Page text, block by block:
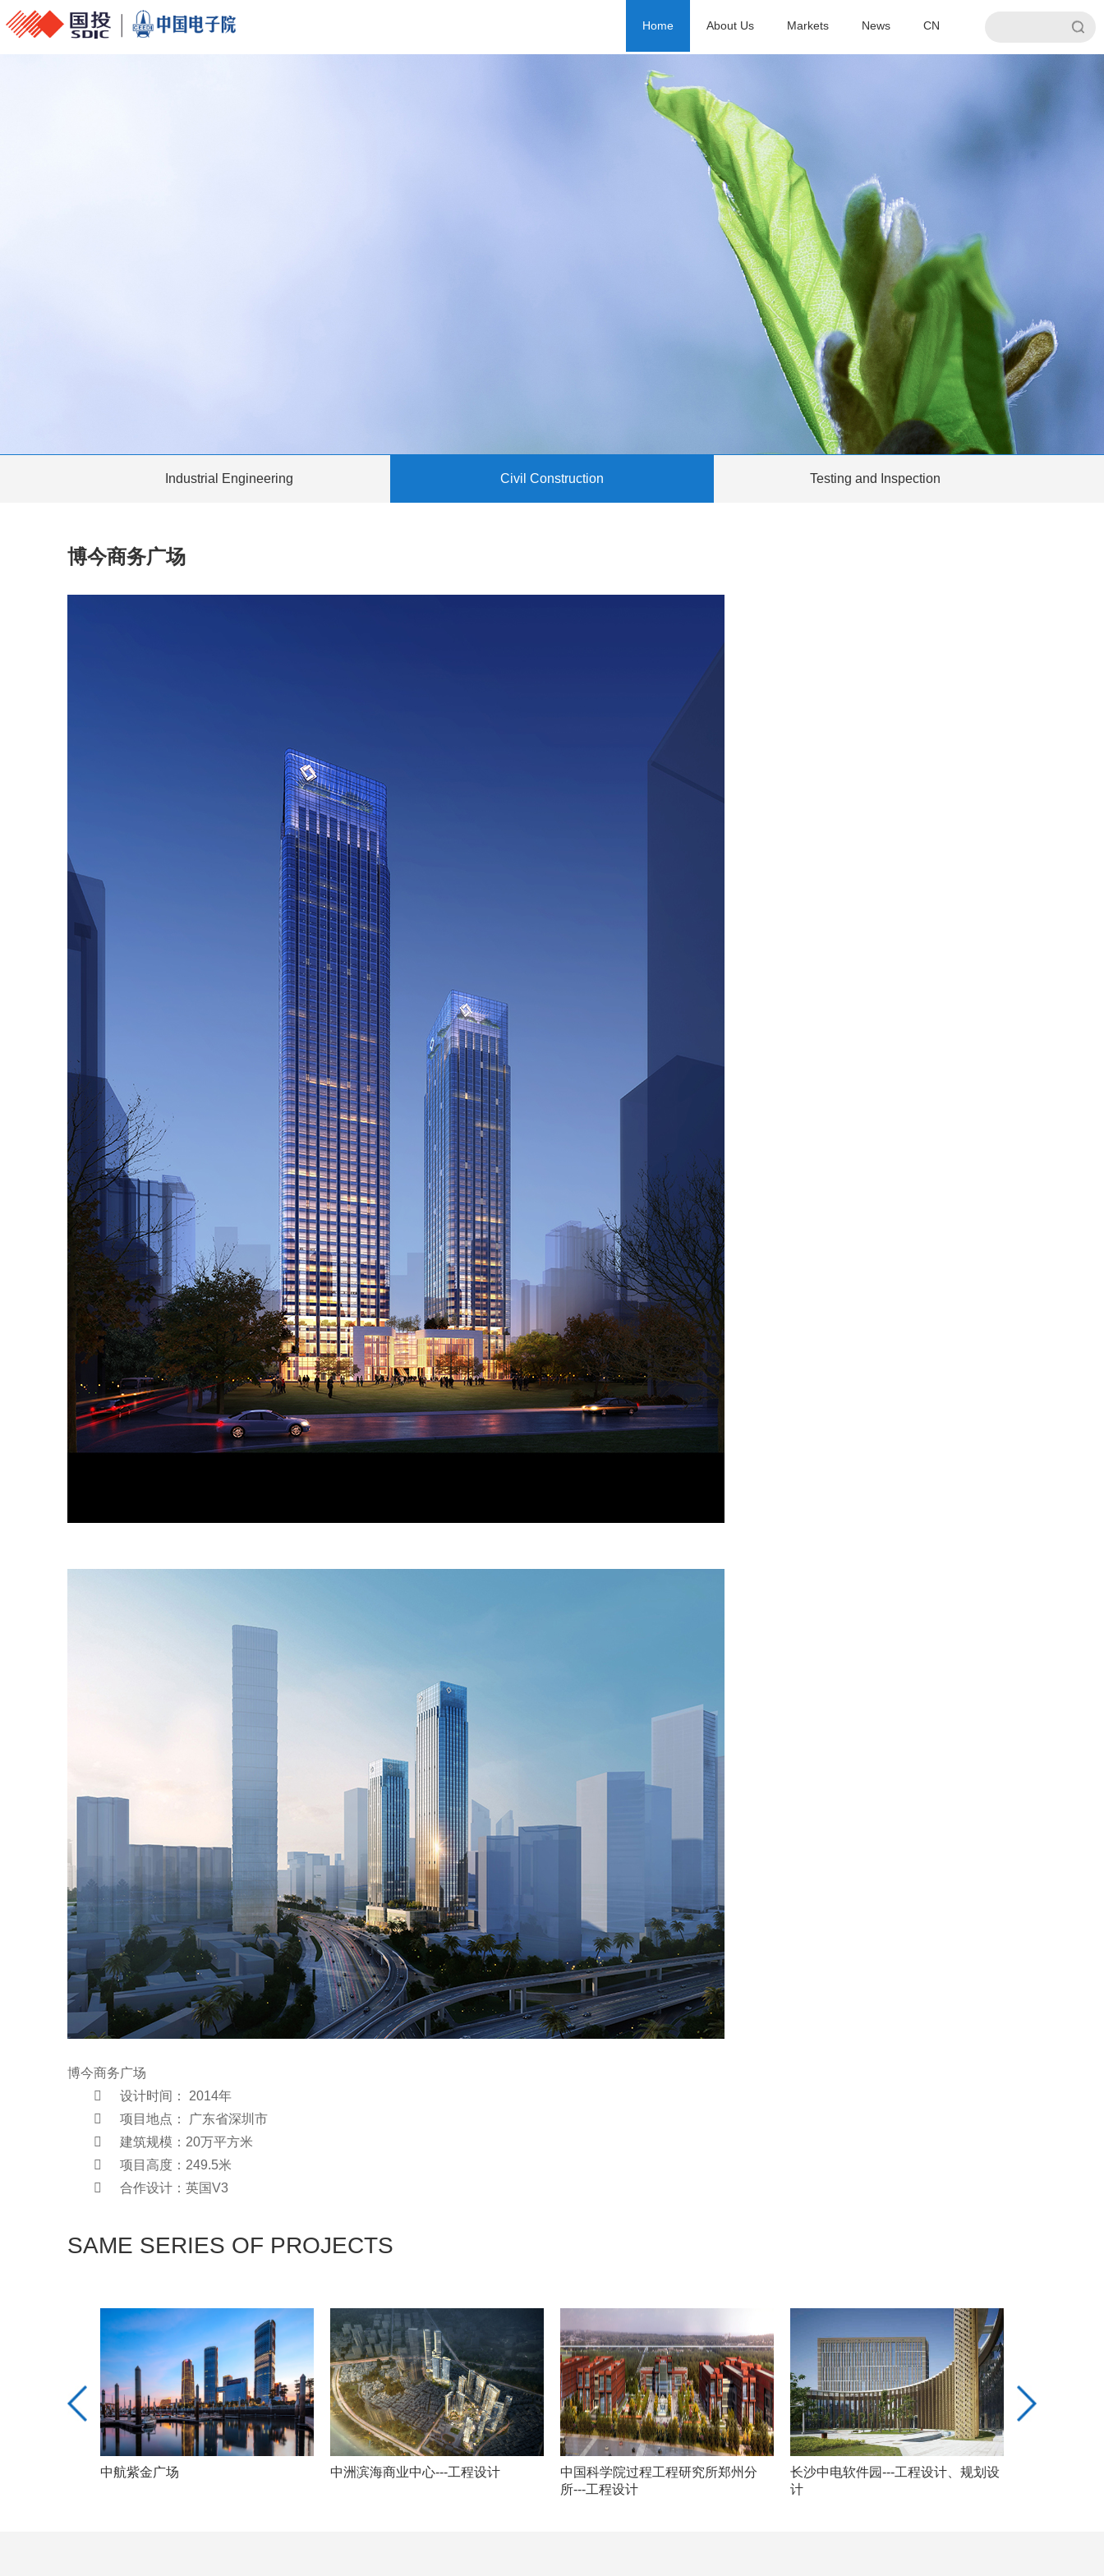
Home About Us Markets News CN
Industrial Engineering Civil Construction Testing and Inspection
博今商务广场
博今商务广场

设计时间： 2014年

项目地点： 广东省深圳市

建筑规模：20万平方米

项目高度：249.5米

合作设计：英国V3
SAME SERIES OF PROJECTS
中航紫金广场 中洲滨海商业中心---工程设计
中国科学院过程工程研究所郑州分
所---工程设计
长沙中电软件园---工程设计、规划设
计